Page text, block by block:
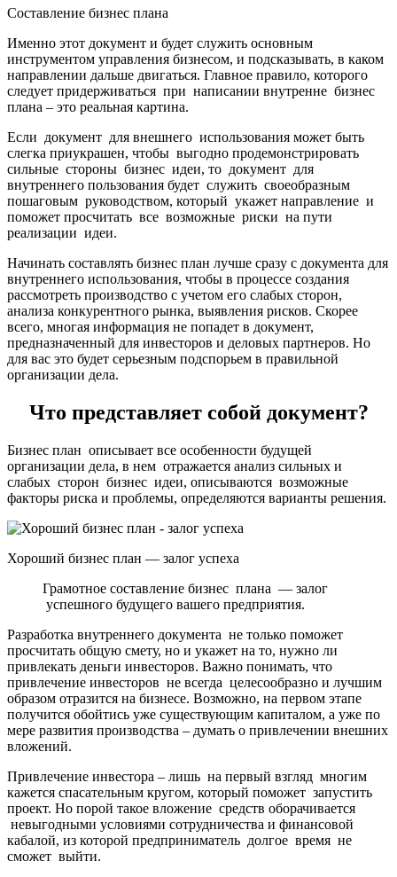
Составление бизнес плана
Именно этот документ и будет служить основным
инструментом управления бизнесом, и подсказывать, в каком
направлении дальше двигаться. Главное правило, которого
следует придерживаться при написании внутренне бизнес
плана – это реальная картина.
Если документ для внешнего использования может быть
слегка приукрашен, чтобы выгодно продемонстрировать
сильные стороны бизнес идеи, то документ для
внутреннего пользования будет служить своеобразным
пошаговым руководством, который укажет направление и
поможет просчитать все возможные риски на пути
реализации идеи.
Начинать составлять бизнес план лучше сразу с документа для
внутреннего использования, чтобы в процессе создания
рассмотреть производство с учетом его слабых сторон,
анализа конкурентного рынка, выявления рисков. Скорее
всего, многая информация не попадет в документ,
предназначенный для инвесторов и деловых партнеров. Но
для вас это будет серьезным подспорьем в правильной
организации дела.
Что представляет собой документ?
Бизнес план описывает все особенности будущей
организации дела, в нем отражается анализ сильных и
слабых сторон бизнес идеи, описываются возможные
факторы риска и проблемы, определяются варианты решения.
Хороший бизнес план — залог успеха
Грамотное составление бизнес плана — залог
успешного будущего вашего предприятия.
Разработка внутреннего документа не только поможет
просчитать общую смету, но и укажет на то, нужно ли
привлекать деньги инвесторов. Важно понимать, что
привлечение инвесторов не всегда целесообразно и лучшим
образом отразится на бизнесе. Возможно, на первом этапе
получится обойтись уже существующим капиталом, а уже по
мере развития производства – думать о привлечении внешних
вложений.
Привлечение инвестора – лишь на первый взгляд многим
кажется спасательным кругом, который поможет запустить
проект. Но порой такое вложение средств оборачивается
невыгодными условиями сотрудничества и финансовой
кабалой, из которой предприниматель долгое время не
сможет выйти.